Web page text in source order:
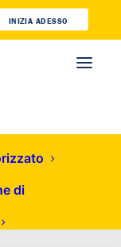
INIZIA ADESSO
di